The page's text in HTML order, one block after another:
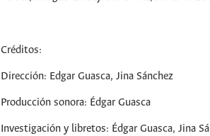
Créditos:
Dirección: Edgar Guasca, Jina Sánchez
Producción sonora: Édgar Guasca
Investigación y libretos: Édgar Guasca, Jina